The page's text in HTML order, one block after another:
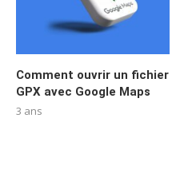
Comment ouvrir un fichier
GPX avec Google Maps
3 ans